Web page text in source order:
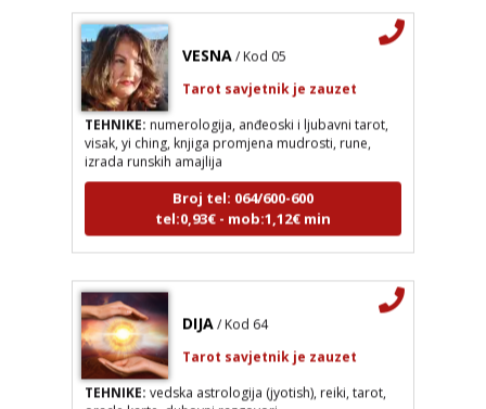
Tarot savjetnik je zauzet
TEHNIKE:numerologija, anđeoski i ljubavni tarot,
visak, yi ching, knjiga promjena mudrosti, rune,
izrada runskih amajlija
Broj tel: 064/600-600
tel:0,93€ - mob:1,12€ min
Tarot savjetnik je zauzet
TEHNIKE:vedska astrologija (jyotish), reiki, tarot,
oracle karte, duhovni razgovori